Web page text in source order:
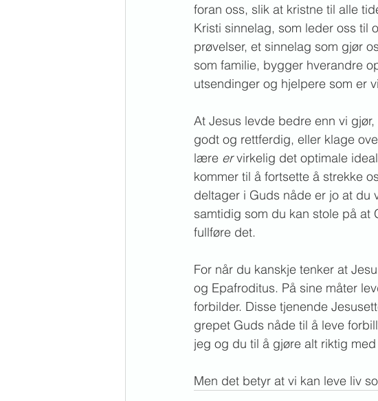
foran oss, slik at kristne til alle
Kristi sinnelag, som leder oss til
prøvelser, et sinnelag som gjør
som familie, bygger hverandre
utsendinger og hjelpere som er
At Jesus levde bedre enn vi
godt og rettferdig, eller klage
lære er virkelig det optimale
kommer til å fortsette å strekke
deltager i Guds nåde er jo at du
samtidig som du kan stole på
fullføre det.
For når du kanskje tenker at
og Epafroditus. På sine måter
forbilder. Disse tjenende
grepet Guds nåde til å leve
jeg og du til å gjøre alt riktig
Men det betyr at vi kan leve liv